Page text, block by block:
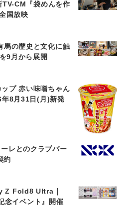
CM『袋めんを作
国放映
馬の歴史と文化に触
9月から展開
ップ 赤い味噌ちゃん
8月31日(月)新発
レとのクラブパー
約
Z Fold8 Ultra｜
イベント』開催